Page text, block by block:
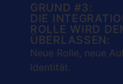
GRUND #3:
DIE
ROLLE WIRD
ÜBERLASSEN:
Neue Rolle, neue
Identität.